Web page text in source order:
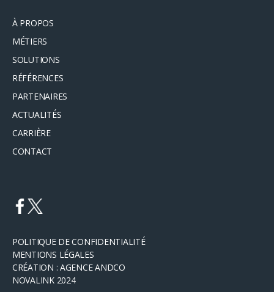
À PROPOS
MÉTIERS
SOLUTIONS
RÉFÉRENCES
PARTENAIRES
ACTUALITÉS
CARRIÈRE
CONTACT
POLITIQUE DE CONFIDENTIALITÉ
MENTIONS LÉGALES
CRÉATION : AGENCE ANDCO
NOVALINK 2024